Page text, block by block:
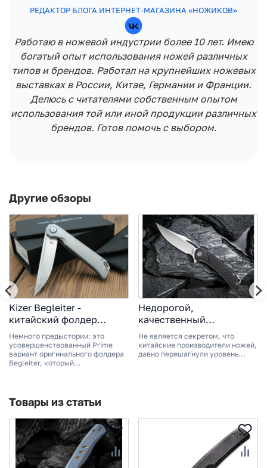
РЕДАКТОР БЛОГА ИНТЕРНЕТ-МАГАЗИНА «НОЖИКОВ»
Работаю в ножевой индустрии более 10 лет. Имею
богатый опыт использования ножей различных
типов и брендов. Работал на крупнейших ножевых
выставках в России, Китае, Германии и Франции.
Делюсь с читателями собственным опытом
использования той или иной продукции различных
брендов. Готов помочь с выбором.
Другие обзоры
Kizer Begleiter -
китайский фолдер
отличного качества
Немного предыстории: это
усовершенствованный Prime
вариант оригинального фолдера
Begleiter, который...
Недорогой,
качественный
карманный нож
СКЛАДНОЙ НОЖ CIVIVI
DOGMA, СТАЛЬ D2,
Не является секретом, что
китайские производители ножей,
давно перешагнули уровень...
Товары из статьи